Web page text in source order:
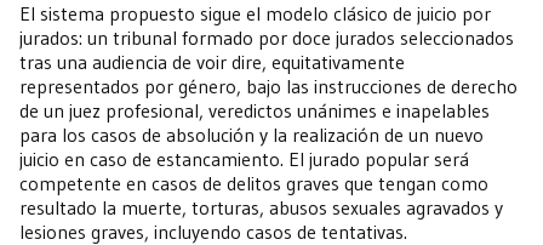
El sistema propuesto sigue el modelo clásico de juicio por
jurados: un tribunal formado por doce jurados seleccionados
tras una audiencia de voir dire, equitativamente
representados por género, bajo las instrucciones de derecho
de un juez profesional, veredictos unánimes e inapelables
para los casos de absolución y la realización de un nuevo
juicio en caso de estancamiento. El jurado popular será
competente en casos de delitos graves que tengan como
resultado la muerte, torturas, abusos sexuales agravados y
lesiones graves, incluyendo casos de tentativas.